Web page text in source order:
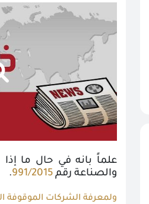
علماً بانه في حال ما
والصناعة رقم 991/2015
.
ولمعرفة الشركات الموقوفة